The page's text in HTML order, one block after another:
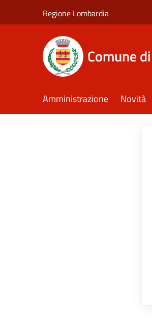
Regione Lombardia
Comune
Amministrazione Novità